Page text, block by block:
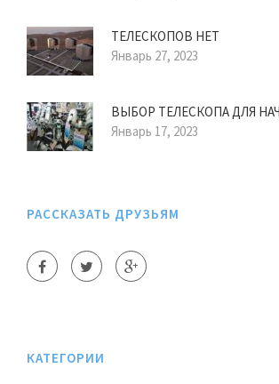
ТЕЛЕСКОПОВ НЕТ
Январь 27, 2023
ВЫБОР ТЕЛЕСКОПА ДЛЯ
Январь 17, 2023
РАССКАЗАТЬ ДРУЗЬЯМ
КАТЕГОРИИ